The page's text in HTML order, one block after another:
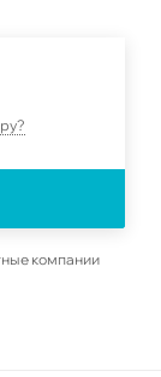
компании